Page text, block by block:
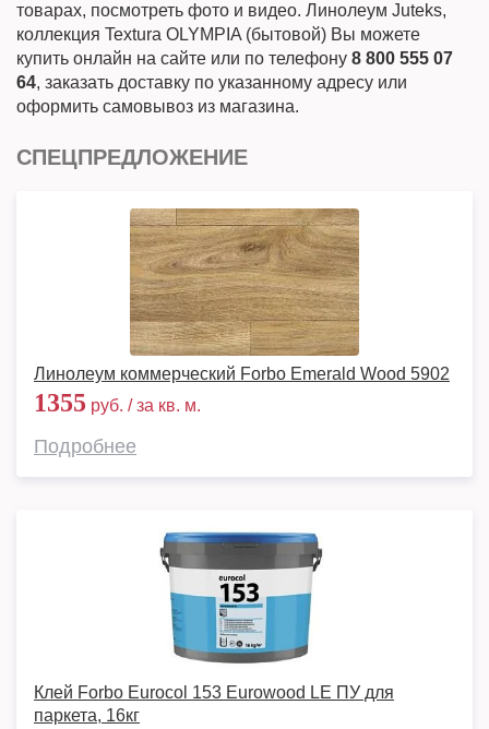
товарах, посмотреть фото и видео. Линолеум Juteks,
коллекция Textura OLYMPIA (бытовой) Вы можете
купить онлайн на сайте или по телефону 8 800 555 07
64, заказать доставку по указанному адресу или
оформить самовывоз из магазина.
СПЕЦПРЕДЛОЖЕНИЕ
Линолеум коммерческий Forbo Emerald Wood 5902
1355 руб. / за кв. м.
Подробнее
Клей Forbo Eurocol 153 Eurowood LE ПУ для
паркета, 16кг